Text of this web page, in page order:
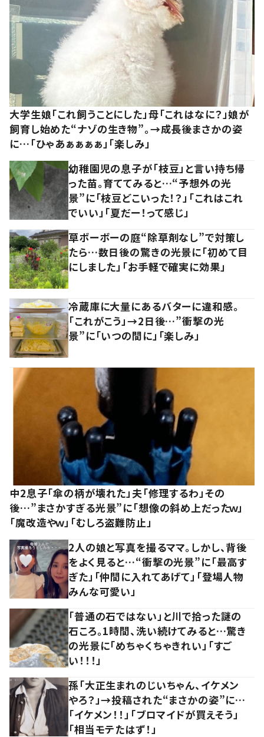
大学生娘「これ飼うことにした」母「これはなに？」娘が
飼育し始めた“ナゾの生き物”。→成長後まさかの姿
に…「ひゃあぁぁぁぁ」「楽しみ」
幼稚園児の息子が「枝豆」と言い持ち帰
った苗。育ててみると…“予想外の光
景”に「枝豆どこいった！？」「これはこれ
でいい」「夏だー！って感じ」
草ボーボーの庭“除草剤なし”で対策し
たら…数日後の驚きの光景に「初めて目
にしました」「お手軽で確実に効果」
冷蔵庫に大量にあるバターに違和感。
「これがこう」→2日後…”衝撃の光
景”に「いつの間に」「楽しみ」
中2息子「傘の柄が壊れた」夫「修理するわ」その
後…”まさかすぎる光景”に「想像の斜め上だったｗ」
「魔改造やｗ」「むしろ盗難防止」
2人の娘と写真を撮るママ。しかし、背後
をよく見ると…“衝撃の光景”に「最高す
ぎた」「仲間に入れてあげて」「登場人物
みんな可愛い」
「普通の石ではない」と川で拾った謎の
石ころ。1時間、洗い続けてみると…驚き
の光景に「めちゃくちゃきれい」「すご
い！！！」
孫「大正生まれのじいちゃん、イケメン
やろ？」→投稿された“まさかの姿”に…
「イケメン！！」「ブロマイドが買えそう」
「相当モテたはず！」